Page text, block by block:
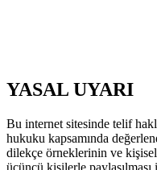
YASAL UYARI
Bu internet sitesinde telif
hukuku kapsamında
dilekçe örneklerinin ve
üçüncü kişilerle